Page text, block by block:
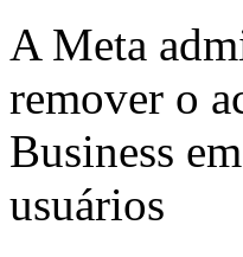
A Meta
remover o
Business
usuários